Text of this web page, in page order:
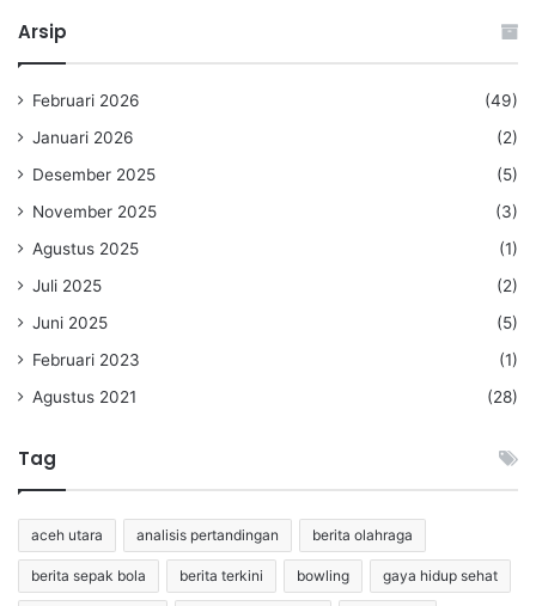
Arsip
Februari 2026
(49)
Januari 2026
(2)
Desember 2025
(5)
November 2025
(3)
Agustus 2025
(1)
Juli 2025
(2)
Juni 2025
(5)
Februari 2023
(1)
Agustus 2021
(28)
Tag
aceh utara analisis pertandingan berita olahraga
berita sepak bola berita terkini bowling gaya hidup sehat